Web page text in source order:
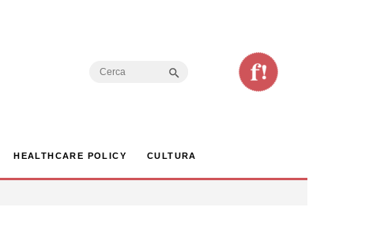
Search
HEALTHCARE POLICY CULTURA